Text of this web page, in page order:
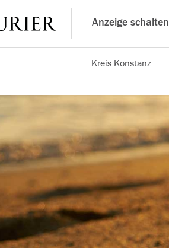
Anzeige schalten
Kreis Konstanz